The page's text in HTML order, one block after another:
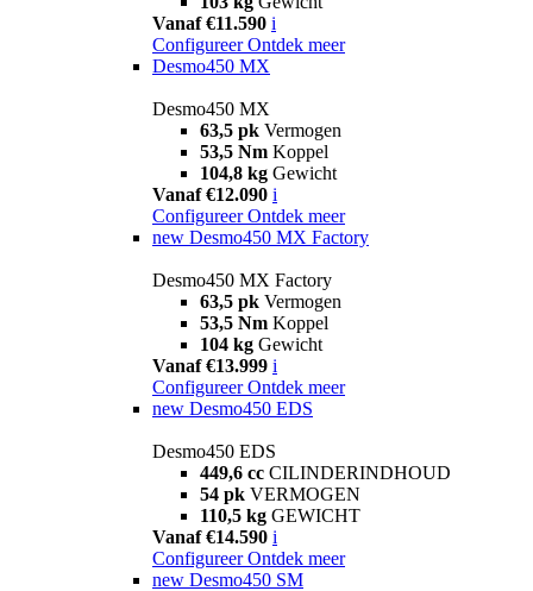
Vanaf €11.590 i
Configureer Ontdek meer
Desmo450 MX
Desmo450 MX
63,5 pk Vermogen
53,5 Nm Koppel
104,8 kg Gewicht
Vanaf €12.090 i
Configureer Ontdek meer
new Desmo450 MX Factory
Desmo450 MX Factory
63,5 pk Vermogen
53,5 Nm Koppel
104 kg Gewicht
Vanaf €13.999 i
Configureer Ontdek meer
new Desmo450 EDS
Desmo450 EDS
449,6 cc CILINDERINDHOUD
54 pk VERMOGEN
110,5 kg GEWICHT
Vanaf €14.590 i
Configureer Ontdek meer
new Desmo450 SM